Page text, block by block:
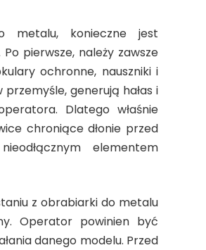
metalu, konieczne jest
pierwsze, należy zawsze
ochronne, nauszniki i
generują hałas i
Dlatego właśnie
chroniące dłonie przed
elementem
z obrabiarki do metalu
Operator powinien być
danego modelu. Przed